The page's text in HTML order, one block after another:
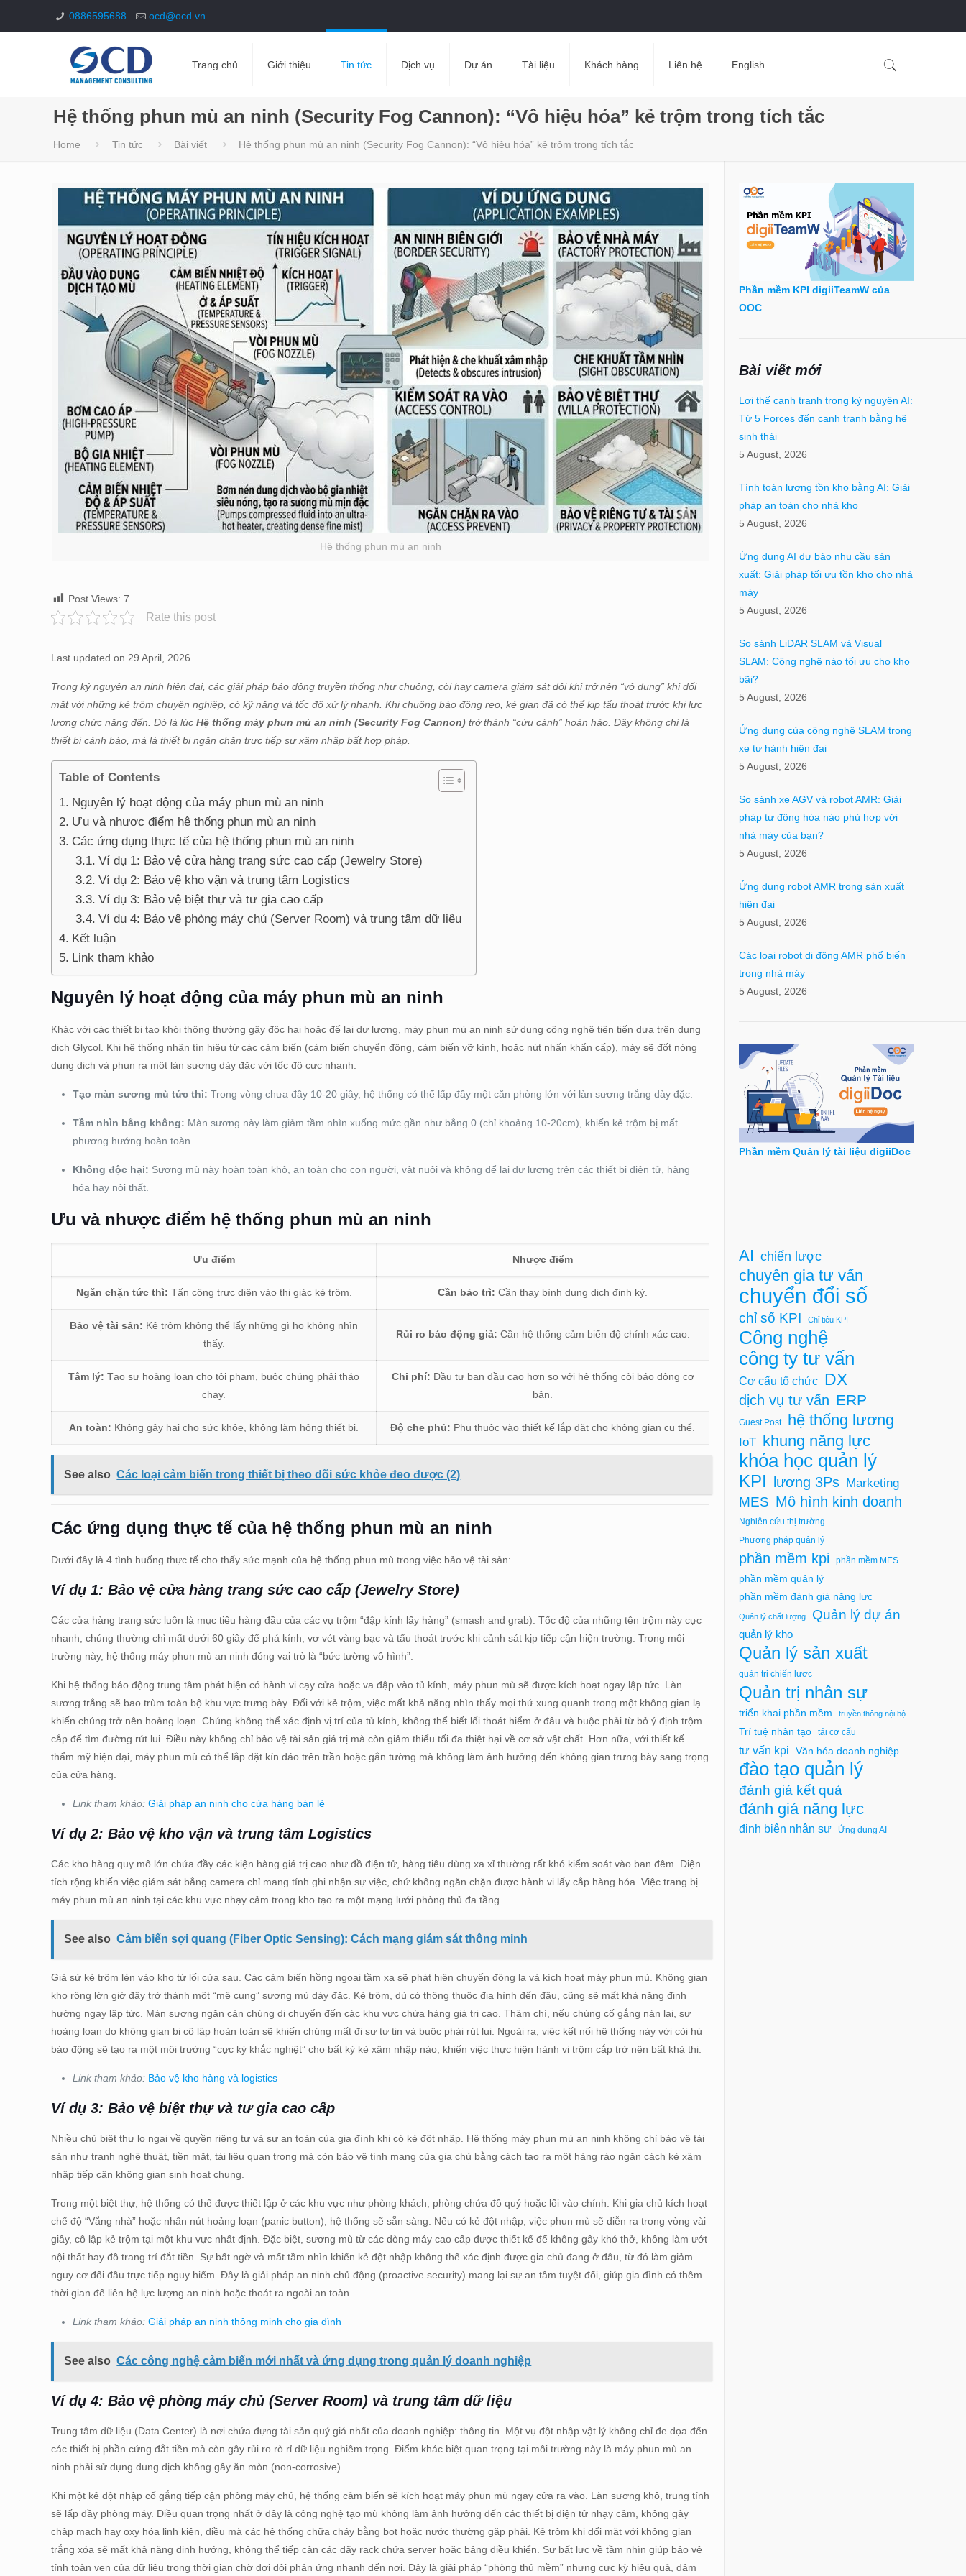
0886595688 ocd@ocd.vn
Trang chủ Giới thiệu Tin tức Dịch vụ Dự án Tài liệu Khách hàng Liên hệ English
Hệ thống phun mù an ninh (Security Fog Cannon): “Vô hiệu hóa” kẻ trộm trong tích tắc
Home Tin tức Bài viết Hệ thống phun mù an ninh (Security Fog Cannon): “Vô hiệu hóa” kẻ trộm trong tích tắc
Hệ thống phun mù an ninh
Post Views: 7
Rate this post
Last updated on 29 April, 2026
Trong kỷ nguyên an ninh hiện đại, các giải pháp báo động truyền thống như chuông, còi hay camera giám sát đôi khi trở nên “vô dụng” khi đối
mặt với những kẻ trộm chuyên nghiệp, có kỹ năng và tốc độ xử lý nhanh. Khi chuông báo động reo, kẻ gian đã có thể kịp tẩu thoát trước khi lực
lượng chức năng đến. Đó là lúcHệ thống máy phun mù an ninh (Security Fog Cannon) trở thành “cứu cánh” hoàn hảo. Đây không chỉ là
thiết bị cảnh báo, mà là thiết bị ngăn chặn trực tiếp sự xâm nhập bất hợp pháp.
Table of Contents
Nguyên lý hoạt động của máy phun mù an ninh
Ưu và nhược điểm hệ thống phun mù an ninh
Các ứng dụng thực tế của hệ thống phun mù an ninh
Ví dụ 1: Bảo vệ cửa hàng trang sức cao cấp (Jewelry Store)
Ví dụ 2: Bảo vệ kho vận và trung tâm Logistics
Ví dụ 3: Bảo vệ biệt thự và tư gia cao cấp
Ví dụ 4: Bảo vệ phòng máy chủ (Server Room) và trung tâm dữ liệu
Kết luận
Link tham khảo
Nguyên lý hoạt động của máy phun mù an ninh
Khác với các thiết bị tạo khói thông thường gây độc hại hoặc để lại dư lượng, máy phun mù an ninh sử dụng công nghệ tiên tiến dựa trên dung
dịch Glycol. Khi hệ thống nhận tín hiệu từ các cảm biến (cảm biến chuyển động, cảm biến vỡ kính, hoặc nút nhấn khẩn cấp), máy sẽ đốt nóng
dung dịch và phun ra một làn sương dày đặc với tốc độ cực nhanh.
Tạo màn sương mù tức thì: Trong vòng chưa đầy 10-20 giây, hệ thống có thể lấp đầy một căn phòng lớn với làn sương trắng dày đặc.
Tầm nhìn bằng không: Màn sương này làm giảm tầm nhìn xuống mức gần như bằng 0 (chỉ khoảng 10-20cm), khiến kẻ trộm bị mất
phương hướng hoàn toàn.
Không độc hại: Sương mù này hoàn toàn khô, an toàn cho con người, vật nuôi và không để lại dư lượng trên các thiết bị điện tử, hàng
hóa hay nội thất.
Ưu và nhược điểm hệ thống phun mù an ninh
Ưu điểm Nhược điểm
Ngăn chặn tức thì: Tấn công trực diện vào thị giác kẻ trộm. Cần bảo trì: Cần thay bình dung dịch định kỳ.
Bảo vệ tài sản: Kẻ trộm không thể lấy những gì họ không nhìn
thấy.
Rủi ro báo động giả: Cần hệ thống cảm biến độ chính xác cao.
Tâm lý: Tạo sự hoảng loạn cho tội phạm, buộc chúng phải tháo
chạy.
Chi phí: Đầu tư ban đầu cao hơn so với hệ thống còi báo động cơ
bản.
An toàn: Không gây hại cho sức khỏe, không làm hỏng thiết bị. Độ che phủ: Phụ thuộc vào thiết kế lắp đặt cho không gian cụ thể.
See also Các loại cảm biến trong thiết bị theo dõi sức khỏe đeo được (2)
Các ứng dụng thực tế của hệ thống phun mù an ninh
Dưới đây là 4 tình huống thực tế cho thấy sức mạnh của hệ thống phun mù trong việc bảo vệ tài sản:
Ví dụ 1: Bảo vệ cửa hàng trang sức cao cấp (Jewelry Store)
Các cửa hàng trang sức luôn là mục tiêu hàng đầu của các vụ trộm “đập kính lấy hàng” (smash and grab). Tốc độ của những tên trộm này cực
nhanh, chúng thường chỉ mất dưới 60 giây để phá kính, vơ vét vàng bạc và tẩu thoát trước khi cảnh sát kịp tiếp cận hiện trường. Trong môi
trường này, hệ thống máy phun mù an ninh đóng vai trò là “bức tường vô hình”.
Khi hệ thống báo động trung tâm phát hiện có hành vi cạy cửa hoặc va đập vào tủ kính, máy phun mù sẽ được kích hoạt ngay lập tức. Làn
sương trắng sẽ bao trùm toàn bộ khu vực trưng bày. Đối với kẻ trộm, việc mất khả năng nhìn thấy mọi thứ xung quanh trong một không gian lạ
khiến chúng trở nên hoảng loạn. Chúng không thể xác định vị trí của tủ kính, không thể biết lối thoát hiểm ở đâu và buộc phải từ bỏ ý định trộm
cắp để tìm đường rút lui. Điều này không chỉ bảo vệ tài sản giá trị mà còn giảm thiểu tối đa thiệt hại về cơ sở vật chất. Hơn nữa, với thiết kế
thẩm mỹ hiện đại, máy phun mù có thể lắp đặt kín đáo trên trần hoặc gắn tường mà không làm ảnh hưởng đến không gian trưng bày sang trọng
của cửa hàng.
Link tham khảo: Giải pháp an ninh cho cửa hàng bán lẻ
Ví dụ 2: Bảo vệ kho vận và trung tâm Logistics
Các kho hàng quy mô lớn chứa đầy các kiện hàng giá trị cao như đồ điện tử, hàng tiêu dùng xa xỉ thường rất khó kiểm soát vào ban đêm. Diện
tích rộng khiến việc giám sát bằng camera chỉ mang tính ghi nhận sự việc, chứ không ngăn chặn được hành vi lấy cắp hàng hóa. Việc trang bị
máy phun mù an ninh tại các khu vực nhạy cảm trong kho tạo ra một mạng lưới phòng thủ đa tầng.
See also Cảm biến sợi quang (Fiber Optic Sensing): Cách mạng giám sát thông minh
Giả sử kẻ trộm lẻn vào kho từ lối cửa sau. Các cảm biến hồng ngoại tầm xa sẽ phát hiện chuyển động lạ và kích hoạt máy phun mù. Không gian
kho rộng lớn giờ đây trở thành một “mê cung” sương mù dày đặc. Kẻ trộm, dù có thông thuộc địa hình đến đâu, cũng sẽ mất khả năng định
hướng ngay lập tức. Màn sương ngăn cản chúng di chuyển đến các khu vực chứa hàng giá trị cao. Thậm chí, nếu chúng cố gắng nán lại, sự
hoảng loạn do không gian bị cô lập hoàn toàn sẽ khiến chúng mất đi sự tự tin và buộc phải rút lui. Ngoài ra, việc kết nối hệ thống này với còi hú
báo động sẽ tạo ra một môi trường “cực kỳ khắc nghiệt” cho bất kỳ kẻ xâm nhập nào, khiến việc thực hiện hành vi trộm cắp trở nên bất khả thi.
Link tham khảo: Bảo vệ kho hàng và logistics
Ví dụ 3: Bảo vệ biệt thự và tư gia cao cấp
Nhiều chủ biệt thự lo ngại về quyền riêng tư và sự an toàn của gia đình khi có kẻ đột nhập. Hệ thống máy phun mù an ninh không chỉ bảo vệ tài
sản như tranh nghệ thuật, tiền mặt, tài liệu quan trọng mà còn bảo vệ tính mạng của gia chủ bằng cách tạo ra một hàng rào ngăn cách kẻ xâm
nhập tiếp cận không gian sinh hoạt chung.
Trong một biệt thự, hệ thống có thể được thiết lập ở các khu vực như phòng khách, phòng chứa đồ quý hoặc lối vào chính. Khi gia chủ kích hoạt
chế độ “Vắng nhà” hoặc nhấn nút hoảng loạn (panic button), hệ thống sẽ sẵn sàng. Nếu có kẻ đột nhập, việc phun mù sẽ diễn ra trong vòng vài
giây, cô lập kẻ trộm tại một khu vực nhất định. Đặc biệt, sương mù từ các dòng máy cao cấp được thiết kế để không gây khó thở, không làm ướt
nội thất hay đồ trang trí đắt tiền. Sự bất ngờ và mất tầm nhìn khiến kẻ đột nhập không thể xác định được gia chủ đang ở đâu, từ đó làm giảm
nguy cơ đối đầu trực tiếp nguy hiểm. Đây là giải pháp an ninh chủ động (proactive security) mang lại sự an tâm tuyệt đối, giúp gia đình có thêm
thời gian để liên hệ lực lượng an ninh hoặc thoát ra ngoài an toàn.
Link tham khảo: Giải pháp an ninh thông minh cho gia đình
See also Các công nghệ cảm biến mới nhất và ứng dụng trong quản lý doanh nghiệp
Ví dụ 4: Bảo vệ phòng máy chủ (Server Room) và trung tâm dữ liệu
Trung tâm dữ liệu (Data Center) là nơi chứa đựng tài sản quý giá nhất của doanh nghiệp: thông tin. Một vụ đột nhập vật lý không chỉ đe dọa đến
các thiết bị phần cứng đắt tiền mà còn gây rủi ro rò rỉ dữ liệu nghiêm trọng. Điểm khác biệt quan trọng tại môi trường này là máy phun mù an
ninh phải sử dụng dung dịch không gây ăn mòn (non-corrosive).
Khi một kẻ đột nhập cố gắng tiếp cận phòng máy chủ, hệ thống cảm biến sẽ kích hoạt máy phun mù ngay cửa ra vào. Làn sương khô, trung tính
sẽ lấp đầy phòng máy. Điều quan trọng nhất ở đây là công nghệ tạo mù không làm ảnh hưởng đến các thiết bị điện tử nhạy cảm, không gây
chập mạch hay oxy hóa linh kiện, điều mà các hệ thống chữa cháy bằng bọt hoặc nước thường gặp phải. Kẻ trộm khi đối mặt với không gian
trắng xóa sẽ mất khả năng định hướng, không thể tiếp cận các dãy rack chứa server hoặc bảng điều khiển. Sự bất lực về tầm nhìn giúp bảo vệ
tính toàn vẹn của dữ liệu trong thời gian chờ đợi đội phản ứng nhanh đến nơi. Đây là giải pháp “phòng thủ mềm” nhưng cực kỳ hiệu quả, đảm
Phần mềm KPI digiiTeamW của
OOC
Bài viết mới
Lợi thế cạnh tranh trong kỷ nguyên AI:
Từ 5 Forces đến cạnh tranh bằng hệ
sinh thái
5 August, 2026
Tính toán lượng tồn kho bằng AI: Giải
pháp an toàn cho nhà kho
5 August, 2026
Ứng dụng AI dự báo nhu cầu sản
xuất: Giải pháp tối ưu tồn kho cho nhà
máy
5 August, 2026
So sánh LiDAR SLAM và Visual
SLAM: Công nghệ nào tối ưu cho kho
bãi?
5 August, 2026
Ứng dụng của công nghệ SLAM trong
xe tự hành hiện đại
5 August, 2026
So sánh xe AGV và robot AMR: Giải
pháp tự động hóa nào phù hợp với
nhà máy của bạn?
5 August, 2026
Ứng dụng robot AMR trong sản xuất
hiện đại
5 August, 2026
Các loại robot di động AMR phổ biến
trong nhà máy
5 August, 2026
Phần mềm Quản lý tài liệu digiiDoc
AI chiến lược
chuyên gia tư vấn
chuyển đổi số
chỉ số KPI Chỉ tiêu KPI
Công nghệ
công ty tư vấn
Cơ cấu tổ chức DX
dịch vụ tư vấn ERP
Guest Post hệ thống lương
IoT khung năng lực
khóa học quản lý
KPI lương 3Ps Marketing
MES Mô hình kinh doanh
Nghiên cứu thị trường
Phương pháp quản lý
phần mềm kpi phần mềm MES
phần mềm quản lý
phần mềm đánh giá năng lực
Quản lý chất lượng Quản lý dự án
quản lý kho
Quản lý sản xuất
quản trị chiến lược
Quản trị nhân sự
triển khai phần mềm truyền thông nội bộ
Trí tuệ nhân tạo tái cơ cấu
tư vấn kpi Văn hóa doanh nghiệp
đào tạo quản lý
đánh giá kết quả
đánh giá năng lực
định biên nhân sự Ứng dụng AI